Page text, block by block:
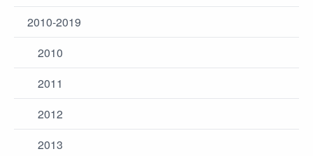
2010-2019
2010
2011
2012
2013